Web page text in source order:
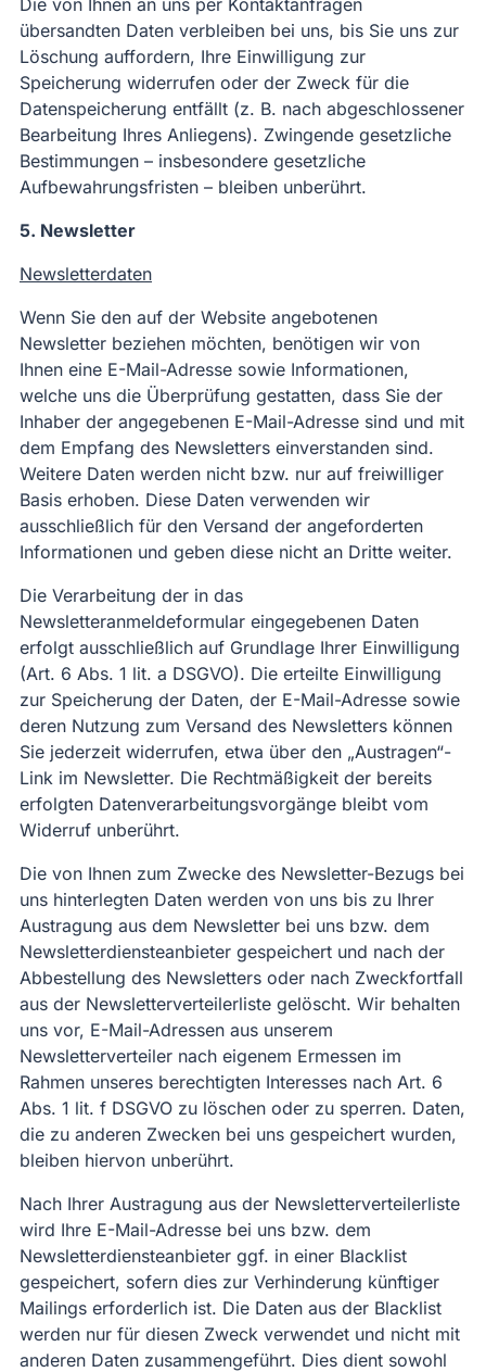
Die von Ihnen an uns per Kontaktanfragen
übersandten Daten verbleiben bei uns, bis Sie uns zur
Löschung auffordern, Ihre Einwilligung zur
Speicherung widerrufen oder der Zweck für die
Datenspeicherung entfällt (z. B. nach abgeschlossener
Bearbeitung Ihres Anliegens). Zwingende gesetzliche
Bestimmungen – insbesondere gesetzliche
Aufbewahrungsfristen – bleiben unberührt.
5. Newsletter
Newsletterdaten
Wenn Sie den auf der Website angebotenen
Newsletter beziehen möchten, benötigen wir von
Ihnen eine E-Mail-Adresse sowie Informationen,
welche uns die Überprüfung gestatten, dass Sie der
Inhaber der angegebenen E-Mail-Adresse sind und mit
dem Empfang des Newsletters einverstanden sind.
Weitere Daten werden nicht bzw. nur auf freiwilliger
Basis erhoben. Diese Daten verwenden wir
ausschließlich für den Versand der angeforderten
Informationen und geben diese nicht an Dritte weiter.
Die Verarbeitung der in das
Newsletteranmeldeformular eingegebenen Daten
erfolgt ausschließlich auf Grundlage Ihrer Einwilligung
(Art. 6 Abs. 1 lit. a DSGVO). Die erteilte Einwilligung
zur Speicherung der Daten, der E-Mail-Adresse sowie
deren Nutzung zum Versand des Newsletters können
Sie jederzeit widerrufen, etwa über den „Austragen“-
Link im Newsletter. Die Rechtmäßigkeit der bereits
erfolgten Datenverarbeitungsvorgänge bleibt vom
Widerruf unberührt.
Die von Ihnen zum Zwecke des Newsletter-Bezugs bei
uns hinterlegten Daten werden von uns bis zu Ihrer
Austragung aus dem Newsletter bei uns bzw. dem
Newsletterdiensteanbieter gespeichert und nach der
Abbestellung des Newsletters oder nach Zweckfortfall
aus der Newsletterverteilerliste gelöscht. Wir behalten
uns vor, E-Mail-Adressen aus unserem
Newsletterverteiler nach eigenem Ermessen im
Rahmen unseres berechtigten Interesses nach Art. 6
Abs. 1 lit. f DSGVO zu löschen oder zu sperren. Daten,
die zu anderen Zwecken bei uns gespeichert wurden,
bleiben hiervon unberührt.
Nach Ihrer Austragung aus der Newsletterverteilerliste
wird Ihre E-Mail-Adresse bei uns bzw. dem
Newsletterdiensteanbieter ggf. in einer Blacklist
gespeichert, sofern dies zur Verhinderung künftiger
Mailings erforderlich ist. Die Daten aus der Blacklist
werden nur für diesen Zweck verwendet und nicht mit
anderen Daten zusammengeführt. Dies dient sowohl